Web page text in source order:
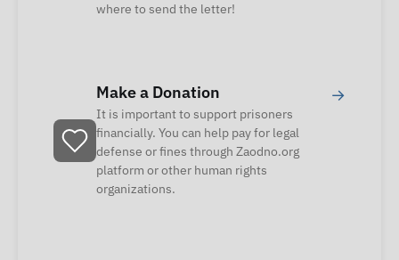
where to send the letter!
Make a Donation
It is important to support prisoners
financially. You can help pay for legal
defense or fines through Zaodno.org
platform or other human rights
organizations.
→